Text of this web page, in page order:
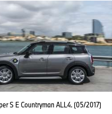
S E Countryman ALL4. (05/2017)